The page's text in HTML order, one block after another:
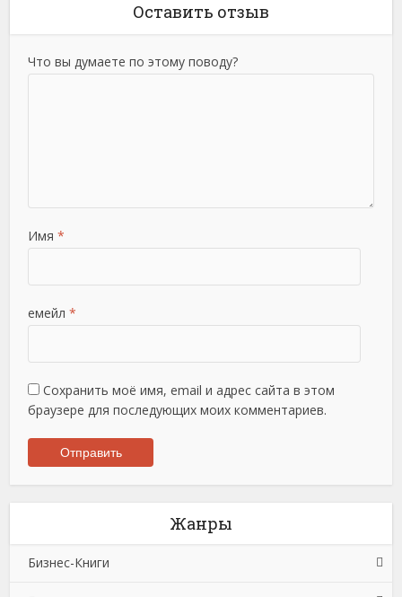
Оставить отзыв
Что вы думаете по этому поводу?
Имя *
емейл *
Сохранить моё имя, email и адрес сайта в этом
браузере для последующих моих комментариев.
Жанры
Бизнес-Книги